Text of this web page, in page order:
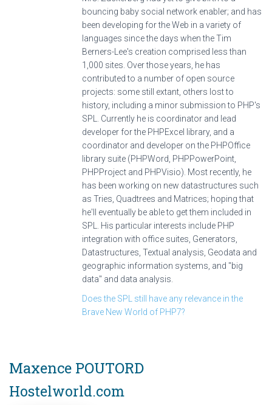
bouncing baby social network enabler; and has
been developing for the Web in a variety of
languages since the days when the Tim
Berners-Lee's creation comprised less than
1,000 sites. Over those years, he has
contributed to a number of open source
projects: some still extant, others lost to
history, including a minor submission to PHP's
SPL. Currently he is coordinator and lead
developer for the PHPExcel library, and a
coordinator and developer on the PHPOffice
library suite (PHPWord, PHPPowerPoint,
PHPProject and PHPVisio). Most recently, he
has been working on new datastructures such
as Tries, Quadtrees and Matrices; hoping that
he'll eventually be able to get them included in
SPL. His particular interests include PHP
integration with office suites, Generators,
Datastructures, Textual analysis, Geodata and
geographic information systems, and "big
data" and data analysis.
Does the SPL still have any relevance in the
Brave New World of PHP7?
Maxence POUTORD
Hostelworld.com